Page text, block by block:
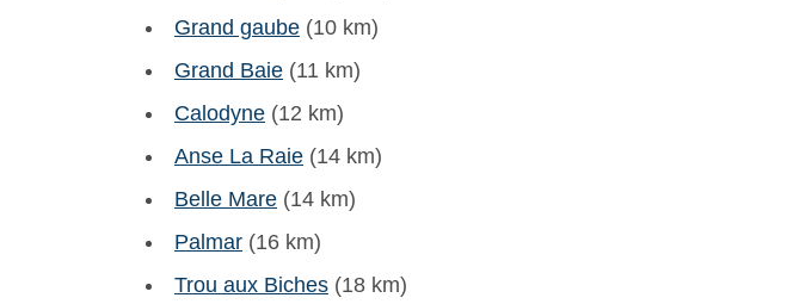
Grand gaube (10 km)
Grand Baie (11 km)
Calodyne (12 km)
Anse La Raie (14 km)
Belle Mare (14 km)
Palmar (16 km)
Trou aux Biches (18 km)